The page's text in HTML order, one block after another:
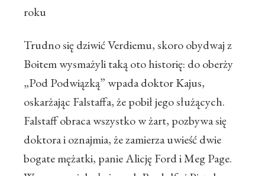
roku
Trudno się dziwić Verdiemu, skoro obydwaj z
Boitem wysmażyli taką oto historię: do oberży
„Pod Podwiązką” wpada doktor Kajus,
oskarżając Falstaffa, że pobił jego służących.
Falstaff obraca wszystko w żart, pozbywa się
doktora i oznajmia, że zamierza uwieść dwie
bogate mężatki, panie Alicję Ford i Meg Page.